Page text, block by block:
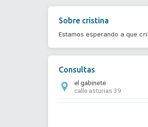
Sobre cristina
Estamos esperando a que
Consultas
el gabinete
calle asturias 39